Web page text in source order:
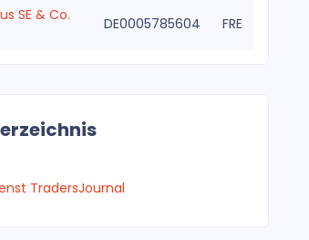
SE & Co.
DE0005785604 FRE
TradersJournal